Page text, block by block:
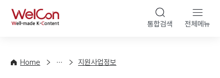
WelCon 통합검색 전체메뉴
Home
사
지원사업정보